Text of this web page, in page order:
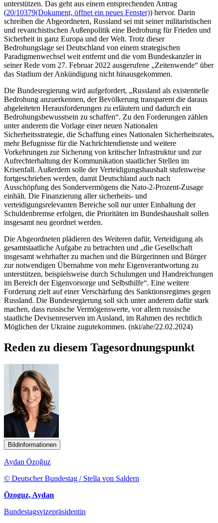
unterstützen. Das geht aus einem entsprechenden Antrag
(20/10379(Dokument, öffnet ein neues Fenster)) hervor. Darin
schreiben die Abgeordneten, Russland sei mit seiner militaristischen
und revanchistischen Außenpolitik eine Bedrohung für Frieden und
Sicherheit in ganz Europa und der Welt. Trotz dieser
Bedrohungslage sei Deutschland von einem strategischen
Paradigmenwechsel weit entfernt und die vom Bundeskanzler in
seiner Rede vom 27. Februar 2022 ausgerufene „Zeitenwende“ über
das Stadium der Ankündigung nicht hinausgekommen.
Die Bundesregierung wird aufgefordert, „Russland als existentielle
Bedrohung anzuerkennen, der Bevölkerung transparent die daraus
abgeleiteten Herausforderungen zu erläutern und dadurch ein
Bedrohungsbewusstsein zu schaffen“. Zu den Forderungen zählen
unter anderem die Vorlage einer neuen Nationalen
Sicherheitsstrategie, die Schaffung eines Nationalen Sicherheitsrates,
mehr Befugnisse für die Nachrichtendienste und weitere
Vorkehrungen zur Sicherung von kritischer Infrastruktur und zur
Aufrechterhaltung der Kommunikation staatlicher Stellen im
Krisenfall. Außerdem solle der Verteidigungshaushalt stufenweise
fortgeschrieben werden, damit Deutschland auch nach
Ausschöpfung des Sondervermögens die Nato-2-Prozent-Zusage
einhält. Die Finanzierung aller sicherheits- und
verteidigungsrelevanten Bereiche soll nur unter Einhaltung der
Schuldenbremse erfolgen, die Prioritäten im Bundeshaushalt sollen
insgesamt neu geordnet werden.
Die Abgeordneten plädieren des Weiteren dafür, Verteidigung als
gesamtstaatliche Aufgabe zu betrachten und „die Gesellschaft
insgesamt wehrhafter zu machen und die Bürgerinnen und Bürger
zur notwendigen Übernahme von mehr Eigenverantwortung zu
unterstützen, beispielsweise durch Schulungen und Handreichungen
im Bereich der Eigenvorsorge und Selbsthilfe“. Eine weitere
Forderung zielt auf einer Verschärfung des Sanktionsregimes gegen
Russland. Die Bundesregierung soll sich unter anderem dafür stark
machen, dass russische Vermögenswerte, vor allem russische
staatliche Devisenreserven im Ausland, im Rahmen des rechtlich
Möglichen der Ukraine zugutekommen. (nki/ahe/22.02.2024)
Reden zu diesem Tagesordnungspunkt
Bildinformationen
Aydan Özoğuz
© Deutscher Bundestag / Stella von Saldern
Özoguz, Aydan
Bundestagsvizepräsidentin